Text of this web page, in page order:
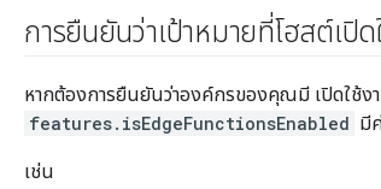
การยืนยันว่าเป้าหมายที่โฮสต์เปิด
หากต้องการยืนยันว่าองค์กรของคุณมี เปิดใช้งา
features.isEdgeFunctionsEnabled มี
เช่น